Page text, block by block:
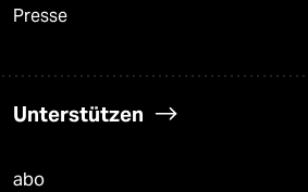
Presse
Unterstützen
abo